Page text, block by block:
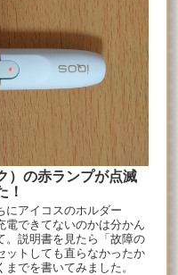
）の赤ランプが点滅
！
にアイコスのホルダー
電できてないのかは分かん
。説明書を見たら「故障の
ットしても直らなかったか
でを書いてみました。